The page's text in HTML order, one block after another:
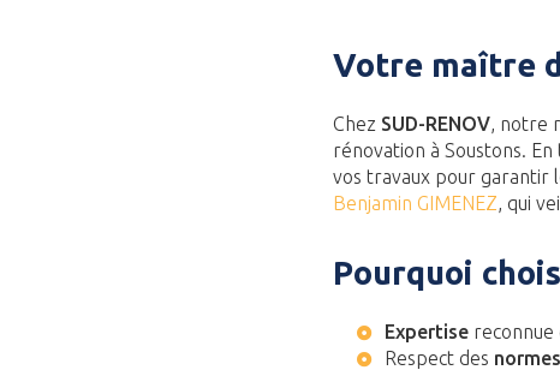
Votre maître
Chez SUD-RENOV, notre
rénovation à Soustons.
vos travaux pour
Benjamin GIMENEZ, qui
Pourquoi
Expertise reconnue
Respect des